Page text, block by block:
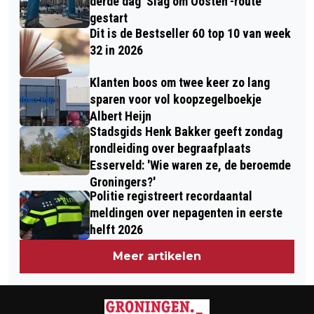
gestart
Dit is de Bestseller 60 top 10 van week
32 in 2026
Klanten boos om twee keer zo lang
sparen voor vol koopzegelboekje
Albert Heijn
Stadsgids Henk Bakker geeft zondag
rondleiding over begraafplaats
Esserveld: 'Wie waren ze, de beroemde
Groningers?'
Politie registreert recordaantal
meldingen over nepagenten in eerste
helft 2026
Meer artikelen